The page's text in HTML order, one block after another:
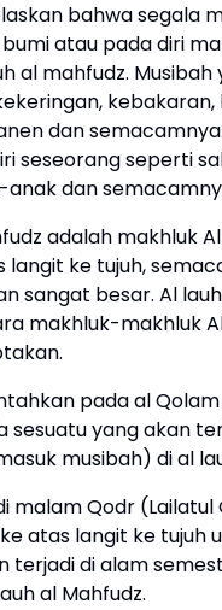
bahwa segala
atau pada diri
al mahfudz. Musibah
dan
seseorang seperti
dan
adalah makhluk
langit ke tujuh,
sangat besar. Al
makhluk-makhluk
pada al
sesuatu yang akan
musibah) di al
malam Qodr
atas langit ke tujuh
terjadi di alam
al Mahfudz.